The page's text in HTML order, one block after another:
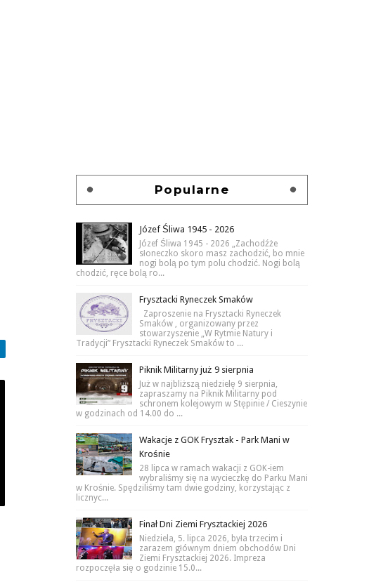
Popularne
Józef Śliwa 1945 - 2026
Józef Śliwa 1945 - 2026 „Zachodźże
słoneczko skoro masz zachodzić, bo mnie
nogi bolą po tym polu chodzić. Nogi bolą
chodzić, ręce bolą ro...
Frysztacki Ryneczek Smaków
Zaproszenie na Frysztacki Ryneczek
Smaków , organizowany przez
stowarzyszenie „W Rytmie Natury i
Tradycji” Frysztacki Ryneczek Smaków to ...
Piknik Militarny już 9 sierpnia
Już w najbliższą niedzielę 9 sierpnia,
zapraszamy na Piknik Militarny pod
schronem kolejowym w Stępinie / Cieszynie
w godzinach od 14.00 do ...
Wakacje z GOK Frysztak - Park Mani w
Krośnie
28 lipca w ramach wakacji z GOK-iem
wybraliśmy się na wycieczkę do Parku Mani
w Krośnie. Spędziliśmy tam dwie godziny, korzystając z
licznyc...
Finał Dni Ziemi Frysztackiej 2026
Niedziela, 5. lipca 2026, była trzecim i
zarazem głównym dniem obchodów Dni
Ziemi Frysztackiej 2026. Impreza
rozpoczęła się o godzinie 15.0...